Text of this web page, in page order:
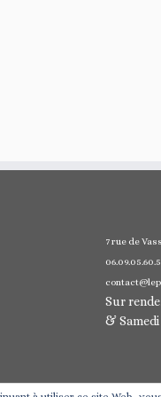
7 rue de
Sur
&